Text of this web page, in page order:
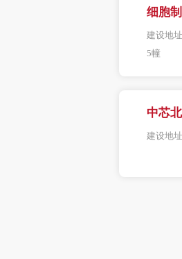
细胞
建设地
5幢
中芯
建设地址